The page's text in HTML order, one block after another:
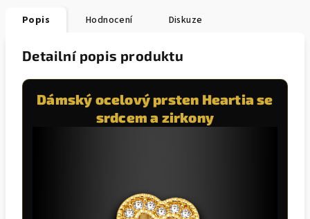
Popis Hodnocení Diskuze
Detailní popis produktu
Dámský ocelový prsten Heartia se
srdcem a zirkony